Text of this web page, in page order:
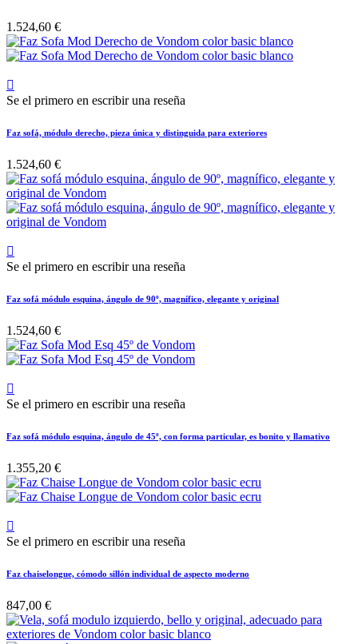
1.524,60 €

Se el primero en escribir una reseña
Faz sofá, módulo derecho, pieza única y distinguida para exteriores
1.524,60 €

Se el primero en escribir una reseña
Faz sofá módulo esquina, ángulo de 90º, magnífico, elegante y original
1.524,60 €

Se el primero en escribir una reseña
Faz sofá módulo esquina, ángulo de 45º, con forma particular, es bonito y llamativo
1.355,20 €

Se el primero en escribir una reseña
Faz chaiselongue, cómodo sillón individual de aspecto moderno
847,00 €